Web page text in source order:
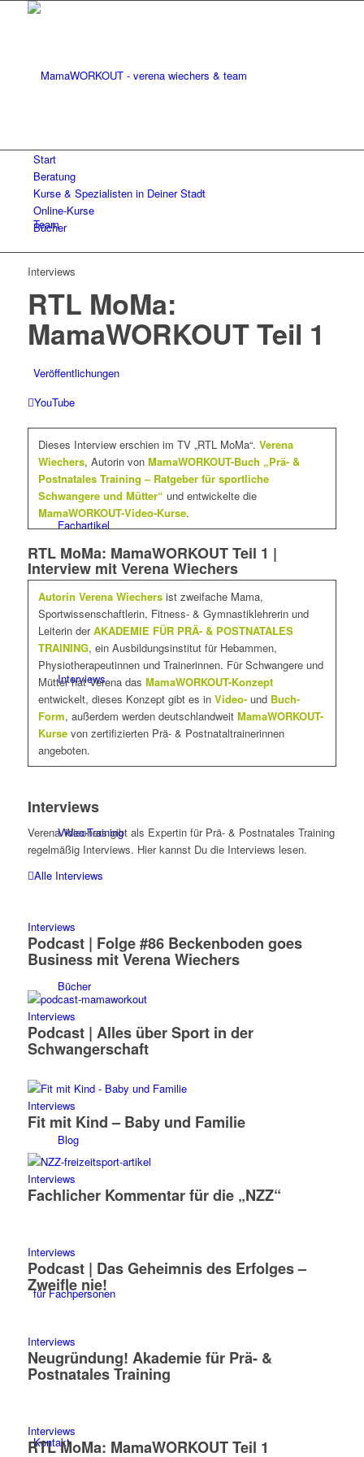
Team
Veröffentlichungen
Fachartikel
Interviews
Video-Training
Bücher
Blog
für Fachpersonen
Kontakt
Start
Beratung
Kurse & Spezialisten in Deiner Stadt
Online-Kurse
Bücher
Interviews
RTL MoMa:
MamaWORKOUT Teil 1
YouTube
Dieses Interview erschien im TV „RTL MoMa“. Verena
Wiechers, Autorin von MamaWORKOUT-Buch „Prä- &
Postnatales Training – Ratgeber für sportliche
Schwangere und Mütter“ und entwickelte die
MamaWORKOUT-Video-Kurse.
RTL MoMa: MamaWORKOUT Teil 1 |
Interview mit Verena Wiechers
Autorin Verena Wiechersist zweifache Mama,
Sportwissenschaftlerin, Fitness- & Gymnastiklehrerin und
Leiterin derAKADEMIE FÜR PRÄ- & POSTNATALES
TRAINING, ein Ausbildungsinstitut für Hebammen,
Physiotherapeutinnen und Trainerinnen. Für Schwangere und
Mütter hat Verena das MamaWORKOUT-Konzept
entwickelt, dieses Konzept gibt es in Video-und Buch-
Form, außerdem werden deutschlandweit MamaWORKOUT-
Kursevon zertifizierten Prä- & Postnataltrainerinnen
angeboten.
Interviews
Verena Wiechers gibt als Expertin für Prä- & Postnatales Training
regelmäßig Interviews. Hier kannst Du die Interviews lesen.
Alle Interviews
Interviews
Podcast | Folge #86 Beckenboden goes
Business mit Verena Wiechers
Interviews
Podcast | Alles über Sport in der
Schwangerschaft
Interviews
Fit mit Kind – Baby und Familie
Interviews
Fachlicher Kommentar für die „NZZ“
Interviews
Podcast | Das Geheimnis des Erfolges –
Zweifle nie!
Interviews
Neugründung! Akademie für Prä- &
Postnatales Training
Interviews
RTL MoMa: MamaWORKOUT Teil 1